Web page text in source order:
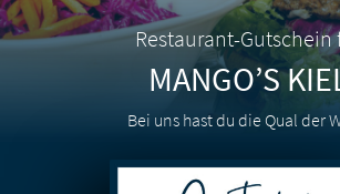
GUTSCHEIN EINLÖSEN
FÜR GASTRONOMEN
Bei uns hast du die Qual der
Restaurant-Gutschein
MANGO’S